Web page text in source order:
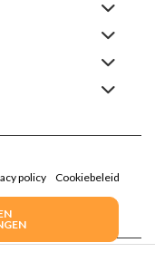
policy
Cookiebeleid